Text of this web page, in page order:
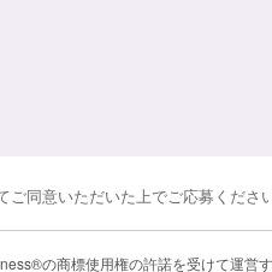
ご同意いただいた上でご応募くださ
の商標使用権の許諾を受けて運営